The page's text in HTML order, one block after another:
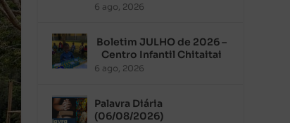
6 ago, 2026
Boletim JULHO de 2026 –
Centro Infantil Chitaitai
6 ago, 2026
Palavra Diária
(06/08/2026)